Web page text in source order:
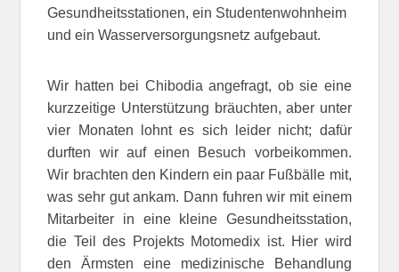
Gesundheitsstationen, ein Studentenwohnheim
und ein Wasserversorgungsnetz aufgebaut.
Wir hatten bei Chibodia angefragt, ob sie eine
kurzzeitige Unterstützung bräuchten, aber unter
vier Monaten lohnt es sich leider nicht; dafür
durften wir auf einen Besuch vorbeikommen.
Wir brachten den Kindern ein paar Fußbälle mit,
was sehr gut ankam. Dann fuhren wir mit einem
Mitarbeiter in eine kleine Gesundheitsstation,
die Teil des Projekts Motomedix ist. Hier wird
den Ärmsten eine medizinische Behandlung